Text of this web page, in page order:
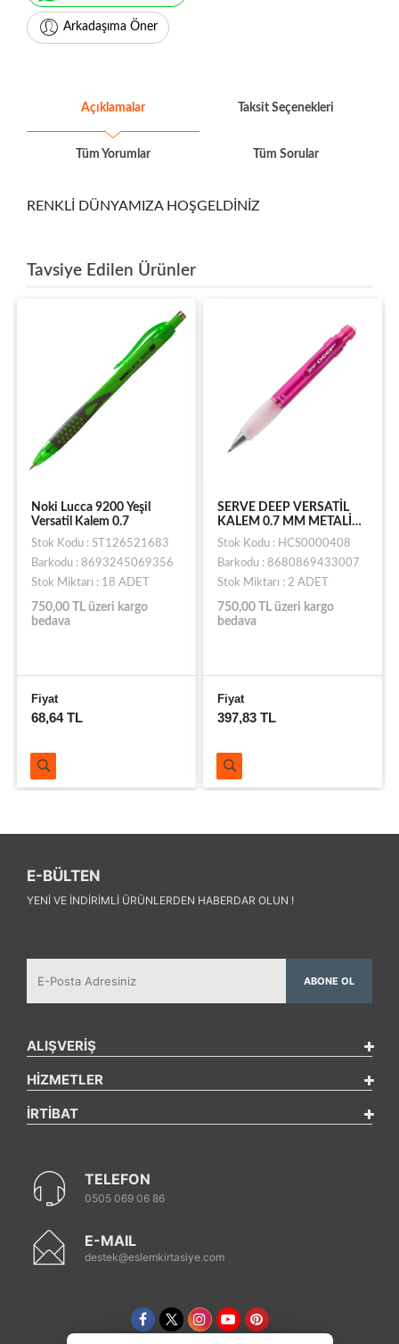
Arkadaşıma Öner
Açıklamalar Taksit Seçenekleri
Tüm Yorumlar Tüm Sorular
RENKLİ DÜNYAMIZA HOŞGELDİNİZ
Tavsiye Edilen Ürünler
Noki Lucca 9200 Yeşil
Versatil Kalem 0.7
Stok Kodu : ST126521683
Barkodu : 8693245069356
Stok Miktarı : 18 ADET
750,00 TL üzeri kargo
bedava
Fiyat
68,64 TL
SERVE DEEP VERSATİL
KALEM 0.7 MM METALİK
PEMBE
Stok Kodu : HCS0000408
Barkodu : 8680869433007
Stok Miktarı : 2 ADET
750,00 TL üzeri kargo
bedava
Fiyat
397,83 TL
E-BÜLTEN
YENI VE INDIRIMLI ÜRÜNLERDEN HABERDAR OLUN !
ABONE OL
ALIŞVERİŞ
HİZMETLER
İRTİBAT
TELEFON
0505 069 06 86
E-MAIL
destek@eslemkirtasiye.com